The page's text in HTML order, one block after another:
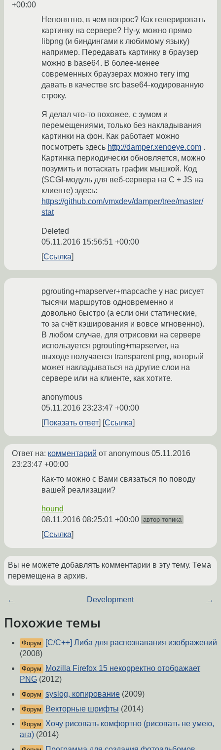
+00:00
Непонятно, в чем вопрос? Как генерировать
картинку на сервере? Ну-у, можно прямо
libpng (и биндингами к любимому языку)
например. Передавать картинку в браузер
можно в base64. В более-менее
современных браузерах можно тегу img
давать в качестве src base64-кодированную
строку.
Я делал что-то похожее, с зумом и
перемещениями, только без накладывания
картинки на фон. Как работает можно
посмотреть здесь http://damper.xenoeye.com .
Картинка периодически обновляется, можно
позумить и потаскать график мышкой. Код
(SCGI-модуль для веб-сервера на C + JS на
клиенте) здесь:
https://github.com/vmxdev/damper/tree/master/
stat
Deleted
05.11.2016 15:56:51 +00:00
Ссылка
pgrouting+mapserver+mapcache у нас рисует
тысячи маршрутов одновременно и
довольно быстро (а если они статические,
то за счёт кэширования и вовсе мгновенно).
В любом случае, для отрисовки на сервере
используется pgrouting+mapserver, на
выходе получается transparent png, который
может накладываться на другие слои на
сервере или на клиенте, как хотите.
anonymous
05.11.2016 23:23:47 +00:00
Показать ответ
Ссылка
Ответ на: комментарий от anonymous 05.11.2016
23:23:47 +00:00
Как-то можно с Вами связаться по поводу
вашей реализации?
hound
08.11.2016 08:25:01 +00:00 автор топика
Ссылка
Вы не можете добавлять комментарии в эту тему. Тема
перемещена в архив.
← Development →
Похожие темы
Форум
[C/C++] Либа для распознавания изображений
(2008)
Форум
Mozilla Firefox 15 некорректно отображает
PNG (2012)
Форум syslog, копирование (2009)
Форум Векторные шрифты (2014)
Форум
Хочу рисовать комфортно (рисовать не умею,
ага) (2014)